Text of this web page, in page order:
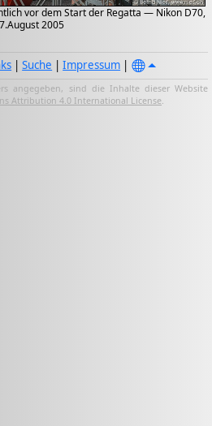
vor dem Start der Regatta — Nikon D70,
2005
|Suche |Impressum |
angegeben, sind die Inhalte dieser Website
Attribution 4.0 International License.